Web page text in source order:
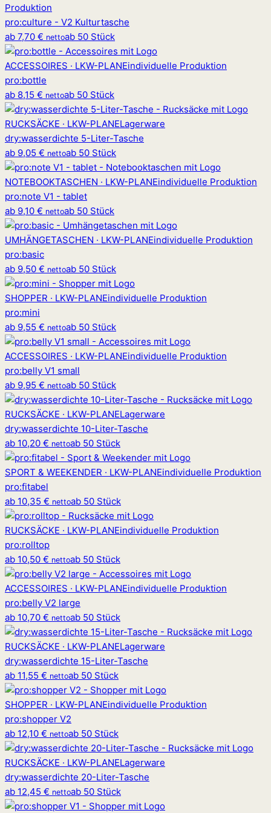
Produktion
pro:culture - V2 Kulturtasche
ab 7,70 € nettoab 50 Stück
ACCESSOIRES · LKW-PLANEindividuelle Produktion
pro:bottle
ab 8,15 € nettoab 50 Stück
RUCKSÄCKE · LKW-PLANELagerware
dry:wasserdichte 5-Liter-Tasche
ab 9,05 € nettoab 50 Stück
NOTEBOOKTASCHEN · LKW-PLANEindividuelle Produktion
pro:note V1 - tablet
ab 9,10 € nettoab 50 Stück
UMHÄNGETASCHEN · LKW-PLANEindividuelle Produktion
pro:basic
ab 9,50 € nettoab 50 Stück
SHOPPER · LKW-PLANEindividuelle Produktion
pro:mini
ab 9,55 € nettoab 50 Stück
ACCESSOIRES · LKW-PLANEindividuelle Produktion
pro:belly V1 small
ab 9,95 € nettoab 50 Stück
RUCKSÄCKE · LKW-PLANELagerware
dry:wasserdichte 10-Liter-Tasche
ab 10,20 € nettoab 50 Stück
SPORT & WEEKENDER · LKW-PLANEindividuelle Produktion
pro:fitabel
ab 10,35 € nettoab 50 Stück
RUCKSÄCKE · LKW-PLANEindividuelle Produktion
pro:rolltop
ab 10,50 € nettoab 50 Stück
ACCESSOIRES · LKW-PLANEindividuelle Produktion
pro:belly V2 large
ab 10,70 € nettoab 50 Stück
RUCKSÄCKE · LKW-PLANELagerware
dry:wasserdichte 15-Liter-Tasche
ab 11,55 € nettoab 50 Stück
SHOPPER · LKW-PLANEindividuelle Produktion
pro:shopper V2
ab 12,10 € nettoab 50 Stück
RUCKSÄCKE · LKW-PLANELagerware
dry:wasserdichte 20-Liter-Tasche
ab 12,45 € nettoab 50 Stück